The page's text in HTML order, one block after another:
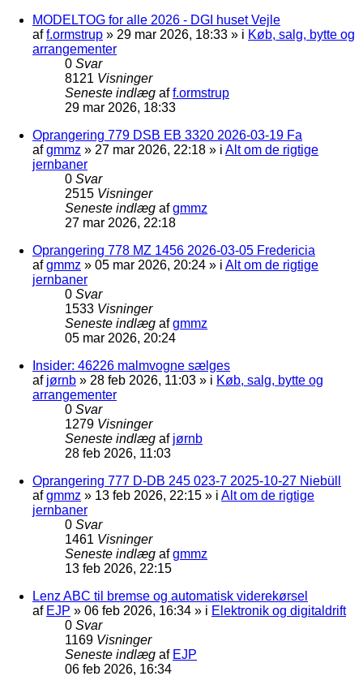
MODELTOG for alle 2026 - DGI huset Vejle
aff.ormstrup » 29 mar 2026, 18:33 » i Køb, salg, bytte og
arrangementer
0 Svar
8121 Visninger
Seneste indlæg aff.ormstrup
29 mar 2026, 18:33
Oprangering 779 DSB EB 3320 2026-03-19 Fa
afgmmz » 27 mar 2026, 22:18 » i Alt om de rigtige
jernbaner
0 Svar
2515 Visninger
Seneste indlæg afgmmz
27 mar 2026, 22:18
Oprangering 778 MZ 1456 2026-03-05 Fredericia
afgmmz » 05 mar 2026, 20:24 » i Alt om de rigtige
jernbaner
0 Svar
1533 Visninger
Seneste indlæg afgmmz
05 mar 2026, 20:24
Insider: 46226 malmvogne sælges
af jørnb » 28 feb 2026, 11:03 » i Køb, salg, bytte og
arrangementer
0 Svar
1279 Visninger
Seneste indlæg af jørnb
28 feb 2026, 11:03
Oprangering 777 D-DB 245 023-7 2025-10-27 Niebüll
afgmmz » 13 feb 2026, 22:15 » i Alt om de rigtige
jernbaner
0 Svar
1461 Visninger
Seneste indlæg afgmmz
13 feb 2026, 22:15
Lenz ABC til bremse og automatisk viderekørsel
af EJP » 06 feb 2026, 16:34 » i Elektronik og digitaldrift
0 Svar
1169 Visninger
Seneste indlæg af EJP
06 feb 2026, 16:34